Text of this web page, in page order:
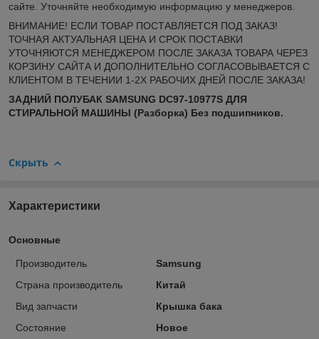
сайте. Уточняйте необходимую информацию у менеджеров.
ВНИМАНИЕ! ЕСЛИ ТОВАР ПОСТАВЛЯЕТСЯ ПОД ЗАКАЗ!
ТОЧНАЯ АКТУАЛЬНАЯ ЦЕНА И СРОК ПОСТАВКИ
УТОЧНЯЮТСЯ МЕНЕДЖЕРОМ ПОСЛЕ ЗАКАЗА ТОВАРА ЧЕРЕЗ
КОРЗИНУ САЙТА И ДОПОЛНИТЕЛЬНО СОГЛАСОВЫВАЕТСЯ С
КЛИЕНТОМ В ТЕЧЕНИИ 1-2Х РАБОЧИХ ДНЕЙ ПОСЛЕ ЗАКАЗА!
ЗАДНИЙ ПОЛУБАК SAMSUNG DC97-10977S ДЛЯ
СТИРАЛЬНОЙ МАШИНЫ (Разборка) Без подшипников.
Скрыть
Характеристики
Основные
Производитель
Samsung
Страна производитель
Китай
Вид запчасти
Крышка бака
Состояние
Новое